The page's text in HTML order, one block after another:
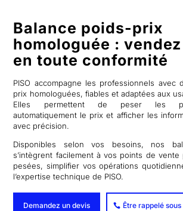
Balance poids-prix
homologuée :
en toute conformité
PISO accompagne les professionnels avec
prix homologuées, fiables et adaptées aux
Elles permettent de peser les
automatiquement le prix et afficher les
avec précision.
Disponibles selon vos besoins, nos
s’intègrent facilement à vos points de
pesées, simplifier vos opérations
l’expertise technique de PISO.
Demandez un devis Être rappelé